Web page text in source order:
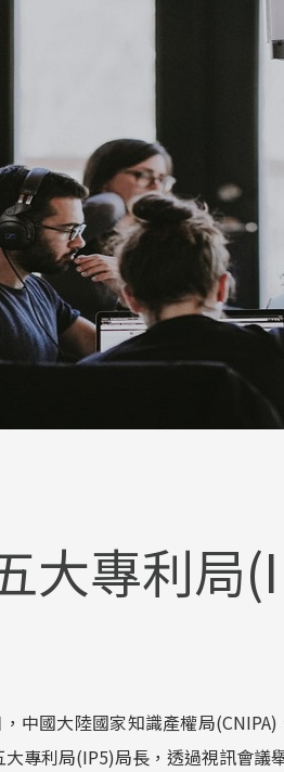
大專利局
中國大陸國家知識產權局
專利局(IP5)局長，透過視訊會議